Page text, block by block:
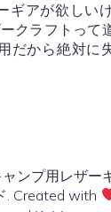
ギアが欲しい
クラフトって
だから絶対に
ンプ用レザー
. Created with